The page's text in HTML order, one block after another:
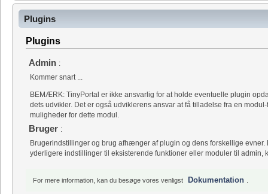
Plugins
Plugins
Admin :
Kommer snart ...
BEMÆRK: TinyPortal er ikke ansvarlig for at holde eventuelle plugin
dets udvikler. Det er også udviklerens ansvar at få tilladelse fra en
muligheder for dette modul.
Bruger :
Brugerindstillinger og brug afhænger af plugin og dens forskellige
yderligere indstillinger til eksisterende funktioner eller moduler til admin,
For mere information, kan du besøge vores venligst Dokumentation